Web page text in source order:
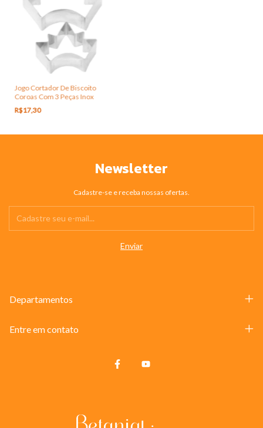
Jogo Cortador De Biscoito
Coroas Com 3 Peças Inox
R$17,30
Newsletter
Cadastre-se e receba nossas ofertas.
Departamentos
Entre em contato